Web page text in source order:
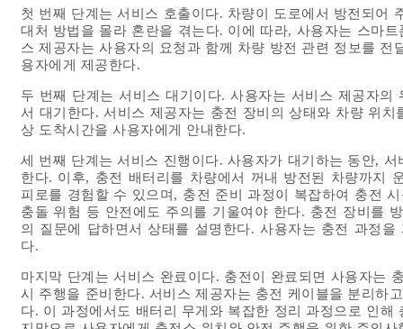
첫 번째 단계는 서비스 호출이다. 차량이 도로에서 방전되어
대처 방법을 몰라 혼란을 겪는다. 이에 따라, 사용자는 스마
스 제공자는 사용자의 요청과 함께 차량 방전 관련 정보를
용자에게 제공한다.
두 번째 단계는 서비스 대기이다. 사용자는 서비스 제공자
서 대기한다. 서비스 제공자는 충전 장비의 상태와 차량 위
상 도착시간을 사용자에게 안내한다.
세 번째 단계는 서비스 진행이다. 사용자가 대기하는 동안,
한다. 이후, 충전 배터리를 차량에서 꺼내 방전된 차량까지
피로를 경험할 수 있으며, 충전 준비 과정이 복잡하여 충전
충돌 위험 등 안전에도 주의를 기울여야 한다. 충전 장비를
의 질문에 답하면서 상태를 설명한다. 사용자는 충전 과정
다.
마지막 단계는 서비스 완료이다. 충전이 완료되면 사용자는
시 주행을 준비한다. 서비스 제공자는 충전 케이블을 분리하
다. 이 과정에서도 배터리 무게와 복잡한 정리 과정으로 인